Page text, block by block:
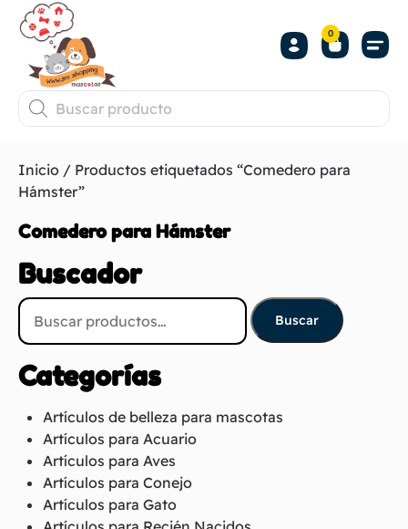
0
Inicio / Productos etiquetados “Comedero para
Hámster”
Comedero para Hámster
Buscador
Buscar
Categorías
Artículos de belleza para mascotas
Artículos para Acuario
Artículos para Aves
Artículos para Conejo
Artículos para Gato